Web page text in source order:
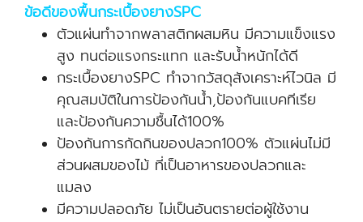
ข้อดีของพื้นกระเบื้องยางSPC
ตัวแผ่นทำจากพลาสติกผสมหิน มีความแข็งแรง
สูง ทนต่อแรงกระแทก และรับน้ำหนักได้ดี
กระเบื้องยางSPC ทำจากวัสดุสังเคราะห์ไวนิล มี
คุณสมบัติในการป้องกันน้ำ,ป้องกันแบคทีเรีย
และป้องกันความชื้นได้100%
ป้องกันการกัดกินของปลวก100% ตัวแผ่นไม่มี
ส่วนผสมของไม้ ที่เป็นอาหารของปลวกและ
แมลง
มีความปลอดภัย ไม่เป็นอันตรายต่อผู้ใช้งาน